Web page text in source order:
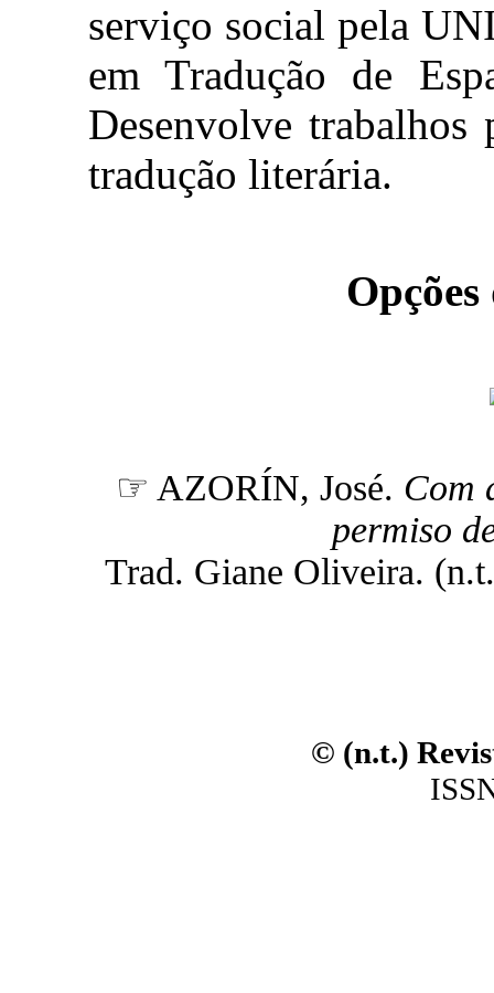
serviço social pela
em Tradução de
Desenvolve trabalhos
tradução literária.
☞ AZORÍN, José. Com
permiso
Trad. Giane Oliveira.
© (n.t.)